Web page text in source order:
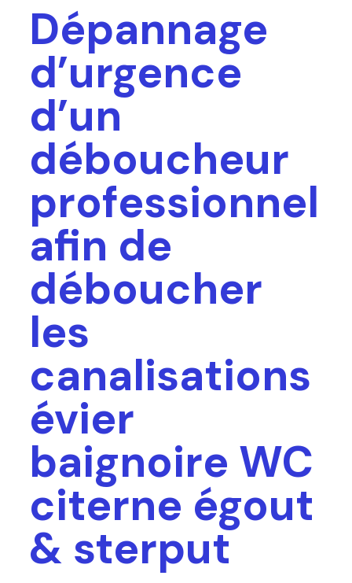
Dépannage
d’urgence
d’un
déboucheur
professionnel
afin de
déboucher
les
canalisations
évier
baignoire WC
citerne égout
& sterput